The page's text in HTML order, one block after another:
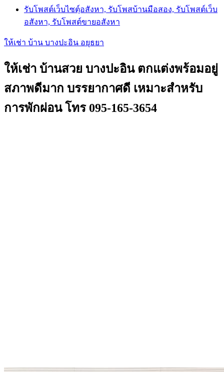
รับโพสต์เว็บไซตฺ์อสังหา, รับโพสบ้านมือสอง, รับโพสต์เว็บ
อสังหา, รับโพสต์ขายอสังหา
ให้เช่า บ้าน บางปะอิน อยุธยา
ให้เช่า บ้านสวย บางปะอิน ตกแต่งพร้อมอยู่
สภาพดีมาก บรรยากาศดี เหมาะสำหรับ
การพักผ่อน โทร 095-165-3654